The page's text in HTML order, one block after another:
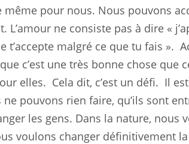
pour nous. Nous pouvons
L’amour ne consiste pas à dire «
t’accepte malgré ce que tu fais ».
c’est une très bonne chose que
elles. Cela dit, c’est un défi. Il
pouvons rien faire, qu’ils sont
les gens. Dans la nature, nous
voulons changer définitivement